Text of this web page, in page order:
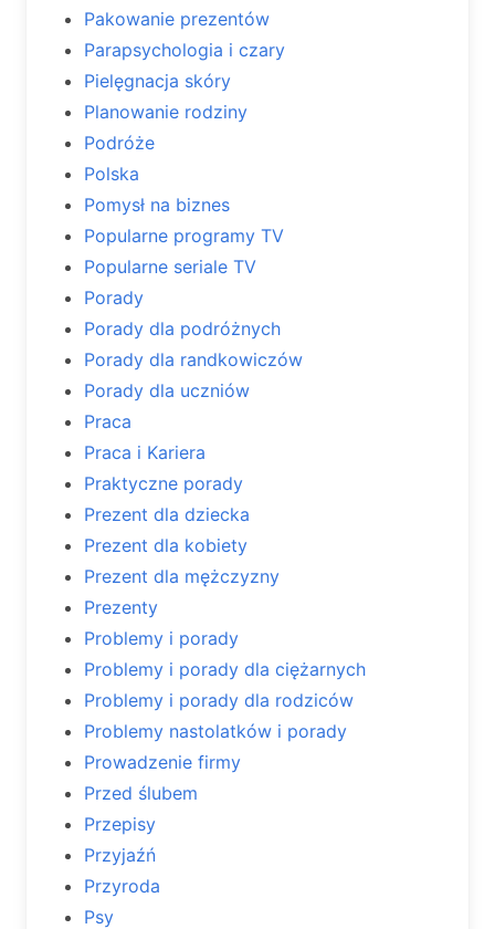
Pakowanie prezentów
Parapsychologia i czary
Pielęgnacja skóry
Planowanie rodziny
Podróże
Polska
Pomysł na biznes
Popularne programy TV
Popularne seriale TV
Porady
Porady dla podróżnych
Porady dla randkowiczów
Porady dla uczniów
Praca
Praca i Kariera
Praktyczne porady
Prezent dla dziecka
Prezent dla kobiety
Prezent dla mężczyzny
Prezenty
Problemy i porady
Problemy i porady dla ciężarnych
Problemy i porady dla rodziców
Problemy nastolatków i porady
Prowadzenie firmy
Przed ślubem
Przepisy
Przyjaźń
Przyroda
Psy